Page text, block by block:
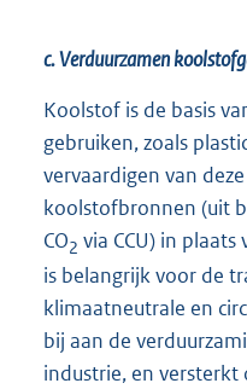
c. Verduurzamen
Koolstof is de basis
gebruiken, zoals
vervaardigen van
koolstofbronnen (uit
CO2 via CCU) in
is belangrijk voor de
klimaatneutrale en
bij aan de
industrie, en versterkt